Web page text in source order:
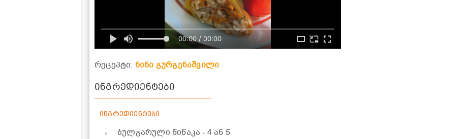
00:00 / 00:00
რეცეპტი: ნინი გურგენაშვილი
ინგრედიენტები
ინგრედიენტები
ბულგარული წიწაკა- 4 ან 5